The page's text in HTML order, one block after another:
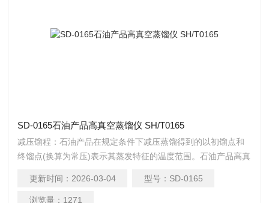
SD-0165石油产品高真空蒸馏仪 SH/T0165
减压馏程：石油产品在规定条件下减压蒸馏得到的以初馏点和
终馏点(换算为常压)表示其蒸发特征的温度范围。石油产品高真
更新时间： 2026-03-04 型号： SD-0165
浏览量： 1271